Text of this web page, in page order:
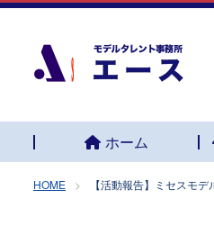
ホーム
HOME 【活動報告】ミセスモ